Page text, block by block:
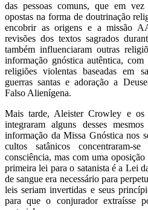
das pessoas comuns, que em vez
opostas na forma de doutrinação
encobrir as origens e a missão
revisões dos textos sagrados
também influenciaram outras
informação gnóstica autêntica,
religiões violentas baseadas em
guerras santas e adoração a
Falso Alienígena.
Mais tarde, Aleister Crowley e os
integraram alguns desses
informação da Missa Gnóstica nos
cultos satânicos concentraram-
consciência, mas com uma
primeira lei para o satanista é a Lei
de sangue era necessário para
leis seriam invertidas e seus
para que o conjurador extraísse